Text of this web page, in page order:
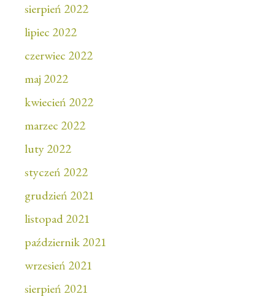
sierpień 2022
lipiec 2022
czerwiec 2022
maj 2022
kwiecień 2022
marzec 2022
luty 2022
styczeń 2022
grudzień 2021
listopad 2021
październik 2021
wrzesień 2021
sierpień 2021